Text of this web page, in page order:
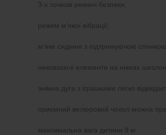
3-х точкові ремені безпеки;
режим м’якої вібрації;
м’яке сидіння з підтримуючою спинкою;
нековзаючі елементи на ніжках
знімна дуга з іграшками легко
приємний велюровий чохол можна
максимальна вага дитини 9 кг